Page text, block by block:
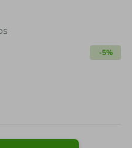
-5%